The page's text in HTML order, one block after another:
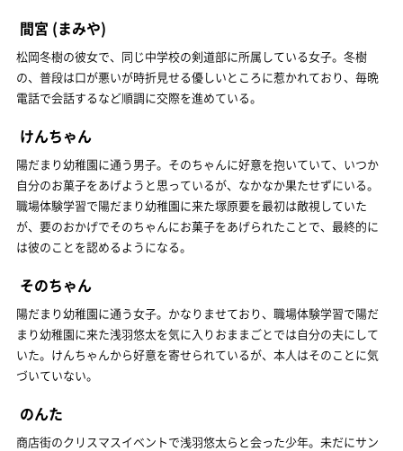
間宮 (まみや)
松岡冬樹の彼女で、同じ中学校の剣道部に所属している女子。冬樹
の、普段は口が悪いが時折見せる優しいところに惹かれており、毎晩
電話で会話するなど順調に交際を進めている。
けんちゃん
陽だまり幼稚園に通う男子。そのちゃんに好意を抱いていて、いつか
自分のお菓子をあげようと思っているが、なかなか果たせずにいる。
職場体験学習で陽だまり幼稚園に来た塚原要を最初は敵視していた
が、要のおかげでそのちゃんにお菓子をあげられたことで、最終的に
は彼のことを認めるようになる。
そのちゃん
陽だまり幼稚園に通う女子。かなりませており、職場体験学習で陽だ
まり幼稚園に来た浅羽悠太を気に入りおままごとでは自分の夫にして
いた。けんちゃんから好意を寄せられているが、本人はそのことに気
づいていない。
のんた
商店街のクリスマスイベントで浅羽悠太らと会った少年。未だにサン